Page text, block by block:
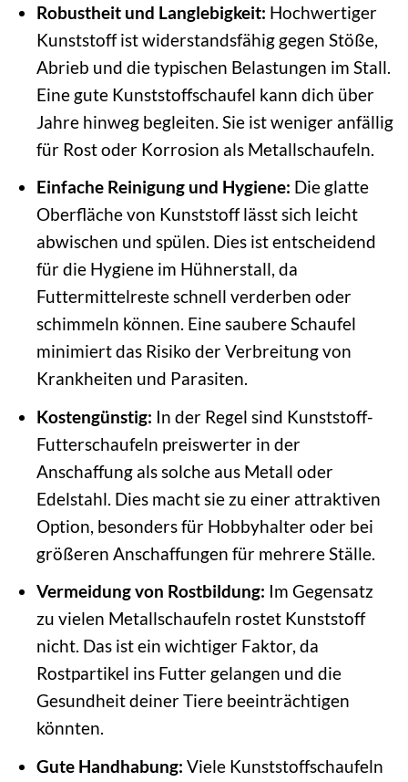
Robustheit und Langlebigkeit: Hochwertiger
Kunststoff ist widerstandsfähig gegen Stöße,
Abrieb und die typischen Belastungen im Stall.
Eine gute Kunststoffschaufel kann dich über
Jahre hinweg begleiten. Sie ist weniger anfällig
für Rost oder Korrosion als Metallschaufeln.
Einfache Reinigung und Hygiene: Die glatte
Oberfläche von Kunststoff lässt sich leicht
abwischen und spülen. Dies ist entscheidend
für die Hygiene im Hühnerstall, da
Futtermittelreste schnell verderben oder
schimmeln können. Eine saubere Schaufel
minimiert das Risiko der Verbreitung von
Krankheiten und Parasiten.
Kostengünstig: In der Regel sind Kunststoff-
Futterschaufeln preiswerter in der
Anschaffung als solche aus Metall oder
Edelstahl. Dies macht sie zu einer attraktiven
Option, besonders für Hobbyhalter oder bei
größeren Anschaffungen für mehrere Ställe.
Vermeidung von Rostbildung: Im Gegensatz
zu vielen Metallschaufeln rostet Kunststoff
nicht. Das ist ein wichtiger Faktor, da
Rostpartikel ins Futter gelangen und die
Gesundheit deiner Tiere beeinträchtigen
könnten.
Gute Handhabung: Viele Kunststoffschaufeln